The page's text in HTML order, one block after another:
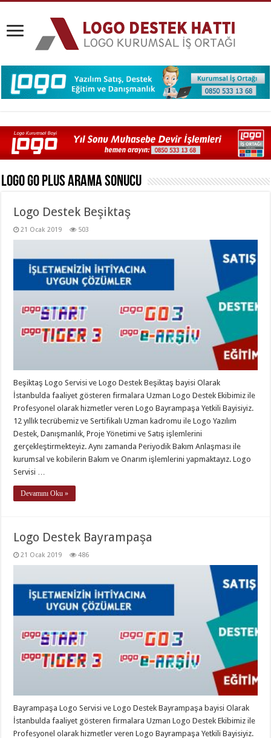
Logo Go PlusArama Sonucu
Logo Destek Beşiktaş
21 Ocak 2019 503
Beşiktaş Logo Servisi ve Logo Destek Beşiktaş bayisi Olarak
İstanbulda faaliyet gösteren firmalara Uzman Logo Destek Ekibimiz ile
Profesyonel olarak hizmetler veren Logo Bayrampaşa Yetkili Bayisiyiz.
12 yıllık tecrübemiz ve Sertifikalı Uzman kadromu ile Logo Yazılım
Destek, Danışmanlık, Proje Yönetimi ve Satış işlemlerini
gerçekleştirmekteyiz. Aynı zamanda Periyodik Bakım Anlaşması ile
kurumsal ve kobilerin Bakım ve Onarım işlemlerini yapmaktayız. Logo
Servisi …
Devamını Oku »
Logo Destek Bayrampaşa
21 Ocak 2019 486
Bayrampaşa Logo Servisi ve Logo Destek Bayrampaşa bayisi Olarak
İstanbulda faaliyet gösteren firmalara Uzman Logo Destek Ekibimiz ile
Profesyonel olarak hizmetler veren Logo Bayrampaşa Yetkili Bayisiyiz.